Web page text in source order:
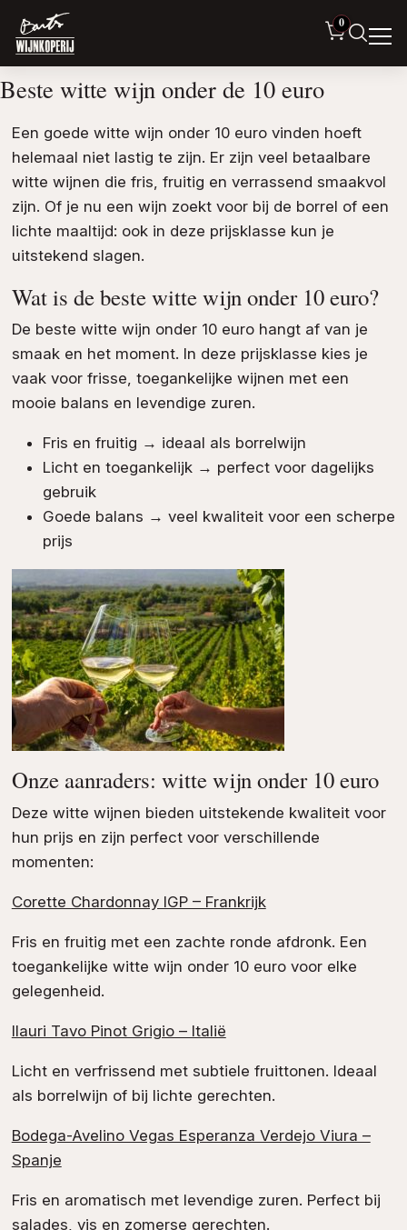
0
Beste witte wijn onder de 10 euro
Een goede witte wijn onder 10 euro vinden hoeft
helemaal niet lastig te zijn. Er zijn veel betaalbare
witte wijnen die fris, fruitig en verrassend smaakvol
zijn. Of je nu een wijn zoekt voor bij de borrel of een
lichte maaltijd: ook in deze prijsklasse kun je
uitstekend slagen.
Wat is de beste witte wijn onder 10 euro?
De beste witte wijn onder 10 euro hangt af van je
smaak en het moment. In deze prijsklasse kies je
vaak voor frisse, toegankelijke wijnen met een
mooie balans en levendige zuren.
Fris en fruitig → ideaal als borrelwijn
Licht en toegankelijk → perfect voor dagelijks
gebruik
Goede balans → veel kwaliteit voor een scherpe
prijs
Onze aanraders: witte wijn onder 10 euro
Deze witte wijnen bieden uitstekende kwaliteit voor
hun prijs en zijn perfect voor verschillende
momenten:
Corette Chardonnay IGP – Frankrijk
Fris en fruitig met een zachte ronde afdronk. Een
toegankelijke witte wijn onder 10 euro voor elke
gelegenheid.
Ilauri Tavo Pinot Grigio – Italië
Licht en verfrissend met subtiele fruittonen. Ideaal
als borrelwijn of bij lichte gerechten.
Bodega-Avelino Vegas Esperanza Verdejo Viura –
Spanje
Fris en aromatisch met levendige zuren. Perfect bij
salades, vis en zomerse gerechten.